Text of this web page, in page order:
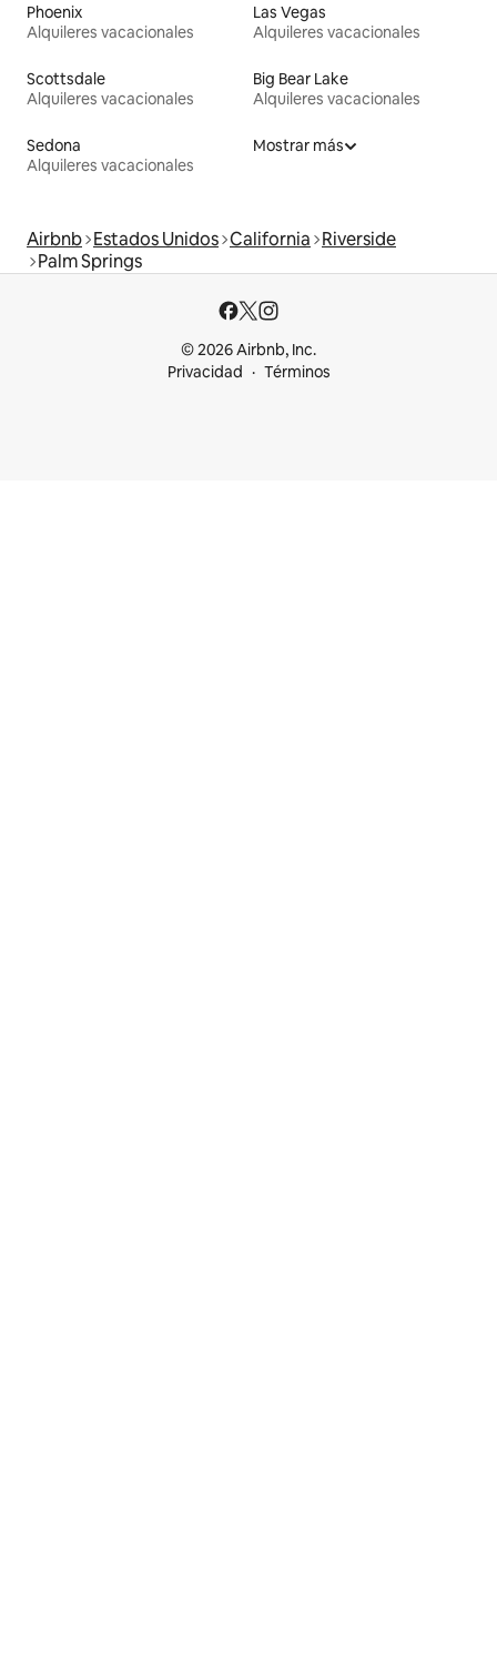
Phoenix
Alquileres vacacionales
Las Vegas
Alquileres vacacionales
Scottsdale
Alquileres vacacionales
Big Bear Lake
Alquileres vacacionales
Sedona
Alquileres vacacionales
Mostrar más
Airbnb Estados Unidos California Riverside
Palm Springs
© 2026 Airbnb, Inc.
Privacidad
Términos